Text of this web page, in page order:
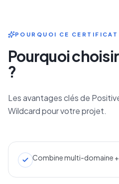
POURQUOI CE CERTIFICAT
Pourquoi
?
Les avantages clés de
Wildcard pour votre projet.
Combine multi-domaine